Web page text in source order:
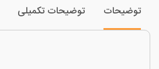
توضیحات توضیحات تکمیلی